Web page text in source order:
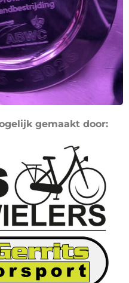
gemaakt door: